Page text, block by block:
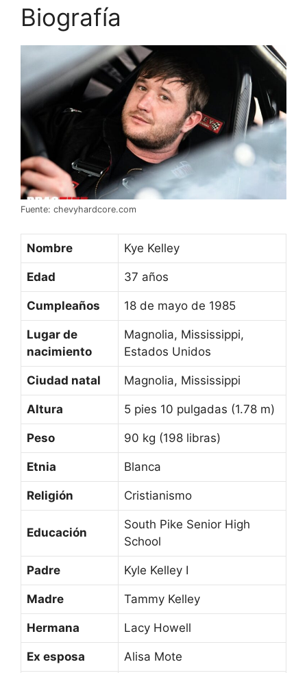
Biografía
Fuente: chevyhardcore.com
Nombre Kye Kelley
Edad 37 años
Cumpleaños 18 de mayo de 1985
Lugar de
nacimiento
Magnolia, Mississippi,
Estados Unidos
Ciudad natal Magnolia, Mississippi
Altura 5 pies 10 pulgadas (1.78 m)
Peso 90 kg (198 libras)
Etnia Blanca
Religión Cristianismo
Educación
South Pike Senior High
School
Padre Kyle Kelley I
Madre Tammy Kelley
Hermana Lacy Howell
Ex esposa Alisa Mote